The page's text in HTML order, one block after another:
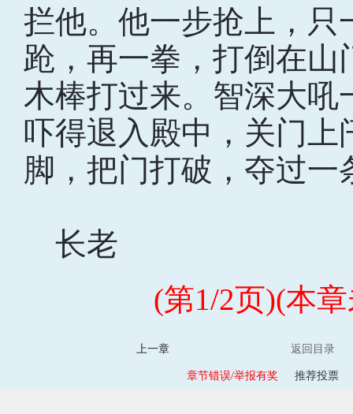
拦他。他一步抢上，只
跄，再一拳，打倒在山
木棒打过来。智深大吼
吓得退入殿中，关门
脚，把门打破，夺过
长老
(第1/2页)(本
上一章 返回目录
章节错误/举报有奖 推荐投票